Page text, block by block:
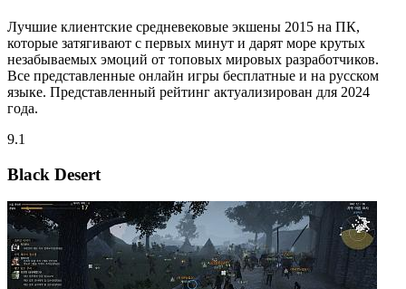
Лучшие клиентские средневековые экшены 2015 на ПК,
которые затягивают с первых минут и дарят море крутых
незабываемых эмоций от топовых мировых разработчиков.
Все представленные онлайн игры бесплатные и на русском
языке. Представленный рейтинг актуализирован для 2024
года.
9.1
Black Desert